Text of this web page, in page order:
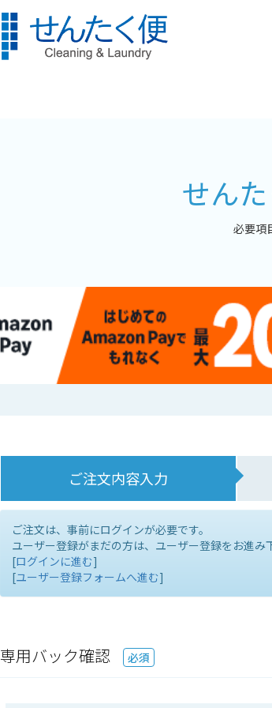
せん
必要項
ご注文内容入力
ご注文は、事前にログインが必要です。
ユーザー登録がまだの方は、ユーザー登録をお進み
[ログインに進む]
[ユーザー登録フォームへ進む]
専用バック確認 必須